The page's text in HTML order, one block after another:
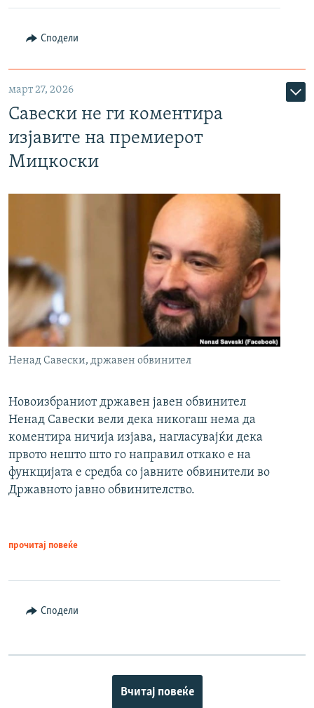
Сподели
март 27, 2026
Савески не ги коментира
изјавите на премиерот
Мицкоски
Ненад Савески, државен обвинител
Новоизбраниот државен јавен обвинител
Ненад Савески вели дека никогаш нема да
коментира ничија изјава, нагласувајќи дека
првото нешто што го направил откако е на
функцијата е средба со јавните обвинители во
Државното јавно обвинителство.
прочитај повеќе
Сподели
Вчитај повеќе